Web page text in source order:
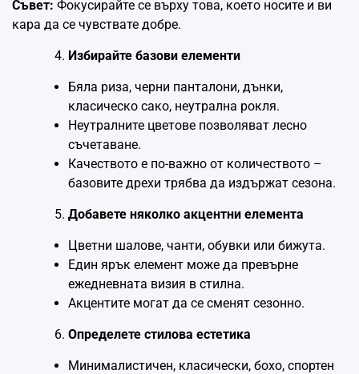
Съвет: Фокусирайте се върху това, което носите и ви
кара да се чувствате добре.
Избирайте базови елементи
Бяла риза, черни панталони, дънки,
класическо сако, неутрална рокля.
Неутралните цветове позволяват лесно
съчетаване.
Качеството е по-важно от количеството –
базовите дрехи трябва да издържат сезона.
Добавете няколко акцентни елемента
Цветни шалове, чанти, обувки или бижута.
Един ярък елемент може да превърне
ежедневната визия в стилна.
Акцентите могат да се сменят сезонно.
Определете стилова естетика
Минималистичен, класически, бохо, спортен